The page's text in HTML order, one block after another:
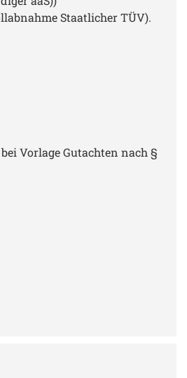
Staatlicher TÜV).
Vorlage Gutachten nach §